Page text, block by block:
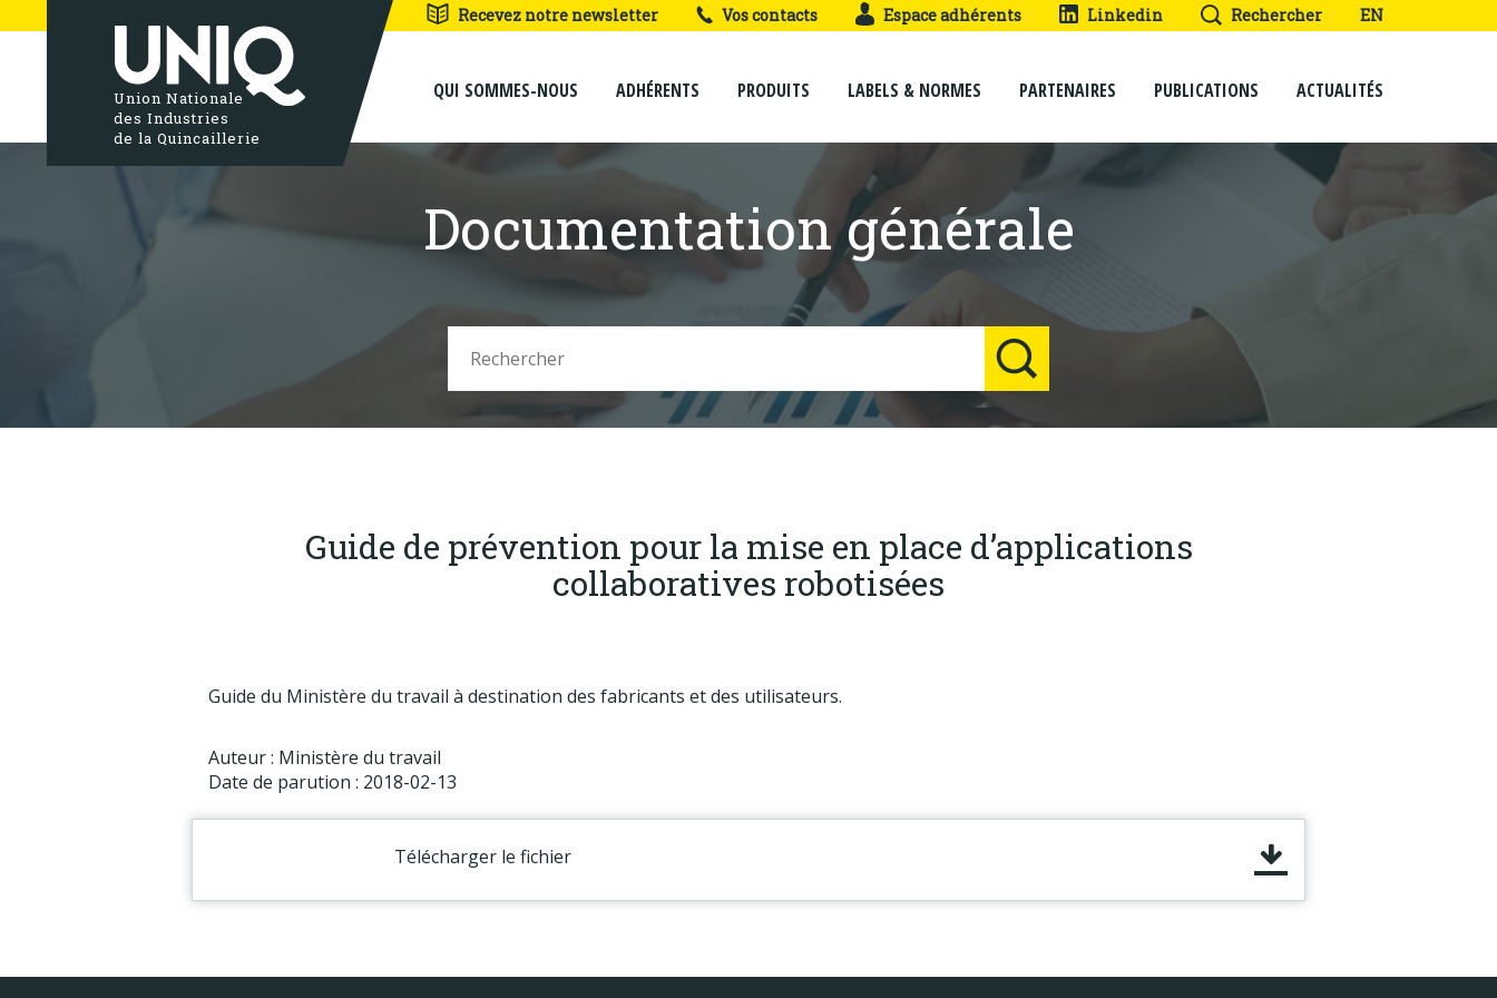
Union Nationale
des Industries
de la Quincaillerie
Recevez notre newsletter Vos contacts Espace adhérents Linkedin Rechercher EN
QUI SOMMES-NOUS ADHÉRENTS PRODUITS LABELS & NORMES PARTENAIRES PUBLICATIONS ACTUALITÉS
Documentation générale
Guide de prévention pour la mise en place d’applications
collaboratives robotisées
Guide du Ministère du travail à destination des fabricants et des utilisateurs.
Auteur : Ministère du travail
Date de parution : 2018-02-13
Télécharger le fichier